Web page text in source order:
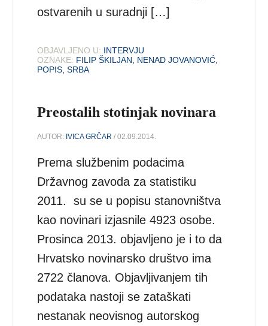
ostvarenih u suradnji […]
OBJAVLJENO U: INTERVJU
OZNAKE: FILIP ŠKILJAN NENAD JOVANOVIĆ
POPIS ,SRBA
Preostalih stotinjak novinara
AUTOR: IVICA GRČAR / 02.09.2014.
Prema službenim podacima
Državnog zavoda za statistiku
2011. su se u popisu stanovništva
kao novinari izjasnile 4923 osobe.
Prosinca 2013. objavljeno je i to da
Hrvatsko novinarsko društvo ima
2722 članova. Objavljivanjem tih
podataka nastoji se zataškati
nestanak neovisnog autorskog